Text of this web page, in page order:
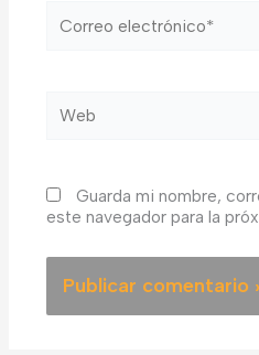
electrónico*
Guarda mi nombre,
este navegador para la